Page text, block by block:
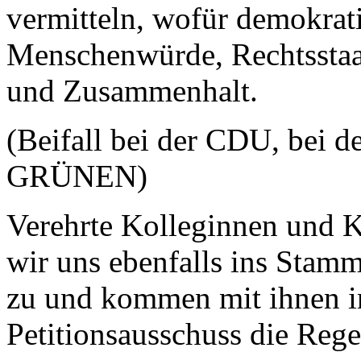
vermitteln, wofür
Menschenwürde,
und Zusammenhalt.
(Beifall bei der CDU, bei
GRÜNEN)
Verehrte Kolleginnen und
wir uns ebenfalls ins
zu und kommen mit ihnen
Petitionsausschuss die